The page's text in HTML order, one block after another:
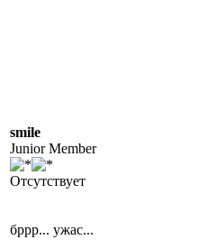
smile
Junior Member
Отсутствует
бррр... ужас...